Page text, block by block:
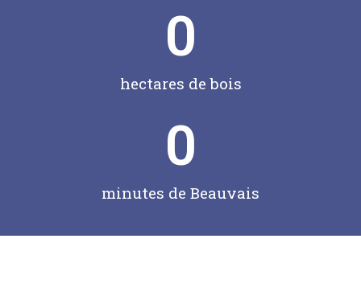
hectares de bois
0
minutes de Beauvais
0